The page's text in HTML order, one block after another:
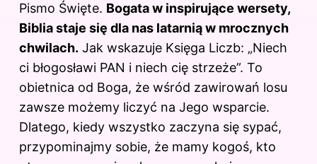
Pismo Święte. Bogata w inspirujące wersety,
Biblia staje się dla nas latarnią w mrocznych
chwilach. Jak wskazuje Księga Liczb: „Niech
ci błogosławi PAN i niech cię strzeże”. To
obietnica od Boga, że wśród zawirowań losu
zawsze możemy liczyć na Jego wsparcie.
Dlatego, kiedy wszystko zaczyna się sypać,
przypominajmy sobie, że mamy kogoś, kto